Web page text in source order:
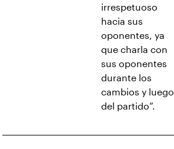
irrespetuoso
hacia sus
oponentes, ya
que charla con
sus oponentes
durante los
cambios y luego
del partido”.